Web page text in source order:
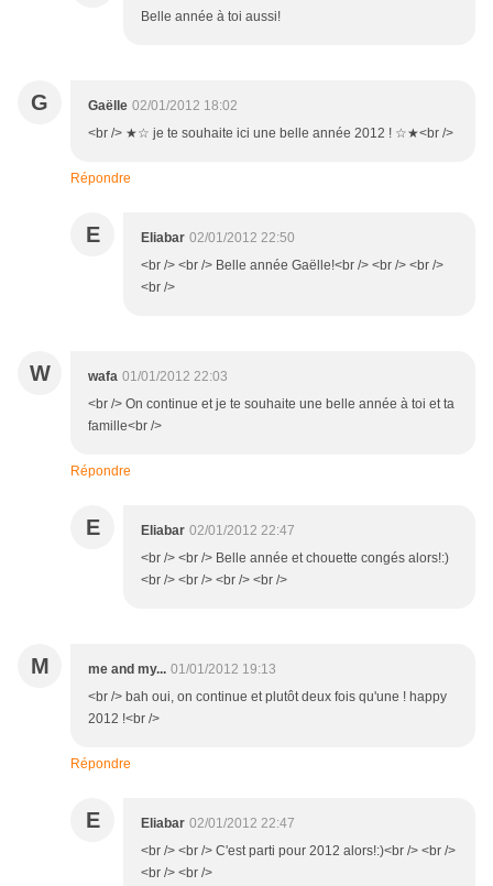
Belle année à toi aussi!
G Gaëlle 02/01/2012 18:02
<br /> ★☆ je te souhaite ici une belle année 2012 ! ☆★<br />
Répondre
E Eliabar 02/01/2012 22:50
<br /> <br /> Belle année Gaëlle!<br /> <br /> <br />
<br />
W wafa 01/01/2012 22:03
<br /> On continue et je te souhaite une belle année à toi et ta
famille<br />
Répondre
E Eliabar 02/01/2012 22:47
<br /> <br /> Belle année et chouette congés alors!:)
<br /> <br /> <br /> <br />
M me and my... 01/01/2012 19:13
<br /> bah oui, on continue et plutôt deux fois qu'une ! happy
2012 !<br />
Répondre
E Eliabar 02/01/2012 22:47
<br /> <br /> C'est parti pour 2012 alors!:)<br /> <br />
<br /> <br />